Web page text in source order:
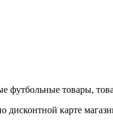
футбольные товары,
дисконтной карте